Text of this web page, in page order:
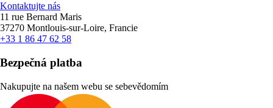
Kontaktujte nás
11 rue Bernard Maris
37270 Montlouis-sur-Loire, Francie
+33 1 86 47 62 58
Bezpečná platba
Nakupujte na našem webu se sebevědomím